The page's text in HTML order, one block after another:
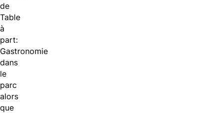
de
Table
à
part:
Gastronomie
dans
le
parc
alors
que